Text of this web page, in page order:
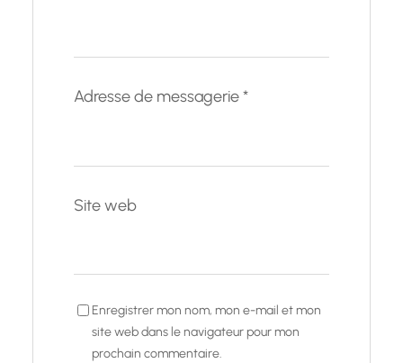
Adresse de messagerie*
Site web
Enregistrer mon nom, mon e-mail et mon
site web dans le navigateur pour mon
prochain commentaire.